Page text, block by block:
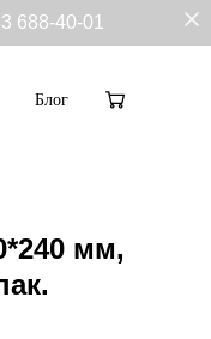
688-40-01
Блог
мм,